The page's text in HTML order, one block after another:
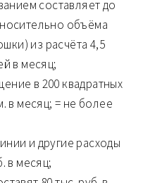
составляет до
объёма
из расчёта 4,5
в месяц;
в 200 квадратных
в месяц; = не более
и другие расходы
в месяц;